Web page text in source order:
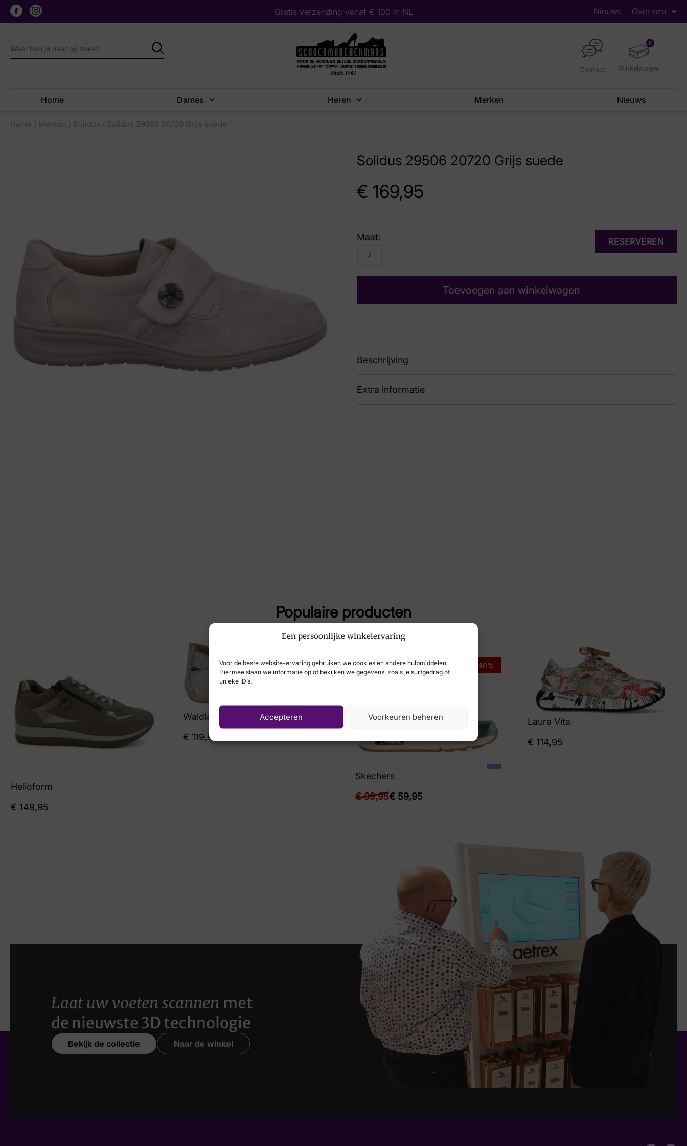
Een persoonlijke winkelervaring
Voor de beste website-ervaring gebruiken we cookies en andere hulpmiddelen.
Hiermee slaan we informatie op of bekijken we gegevens, zoals je surfgedrag of
unieke ID’s.
Accepteren Voorkeuren beheren
Gratis verzending vanaf € 100 in NL Nieuws Over ons
0
Contact
Home Dames Heren Merken Nieuws
Home / Merken / Solidus / Solidus 29506 20720 Grijs suede
Solidus 29506 20720 Grijs suede
€ 169,95
RESERVEREN
Maat:
7
Toevoegen aan winkelwagen
Beschrijving
87 Kate K
Extra informatie
Populaire producten
Helioform
€ 149,95
Waldlaufer
€ 119,95
-40%
Skechers
€99,95€ 59,95
Laura Vita
€ 114,95
Laat uw voeten scannen met
de nieuwste 3D technologie
Bekijk de collectie Naar de winkel